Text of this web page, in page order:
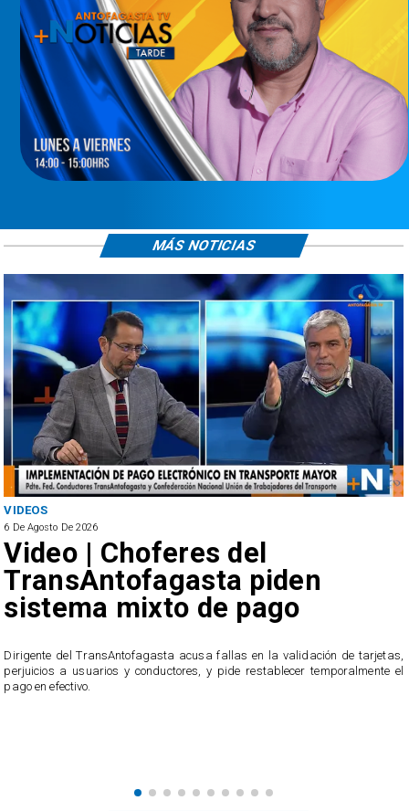
VIDEOS
6 De Agosto De 2026
Video | Choferes del
TransAntofagasta piden
sistema mixto de pago
​Dirigente del TransAntofagasta acusa fallas en la validación de tarjetas,
perjuicios a usuarios y conductores, y pide restablecer temporalmente el
pago en efectivo.
MÁS NOTICIAS